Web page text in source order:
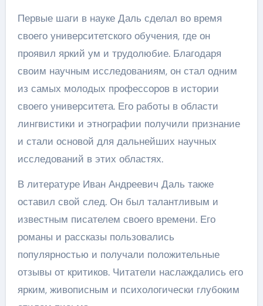
Первые шаги в науке Даль сделал во время
своего университетского обучения, где он
проявил яркий ум и трудолюбие. Благодаря
своим научным исследованиям, он стал одним
из самых молодых профессоров в истории
своего университета. Его работы в области
лингвистики и этнографии получили признание
и стали основой для дальнейших научных
исследований в этих областях.
В литературе Иван Андреевич Даль также
оставил свой след. Он был талантливым и
известным писателем своего времени. Его
романы и рассказы пользовались
популярностью и получали положительные
отзывы от критиков. Читатели наслаждались его
ярким, живописным и психологически глубоким